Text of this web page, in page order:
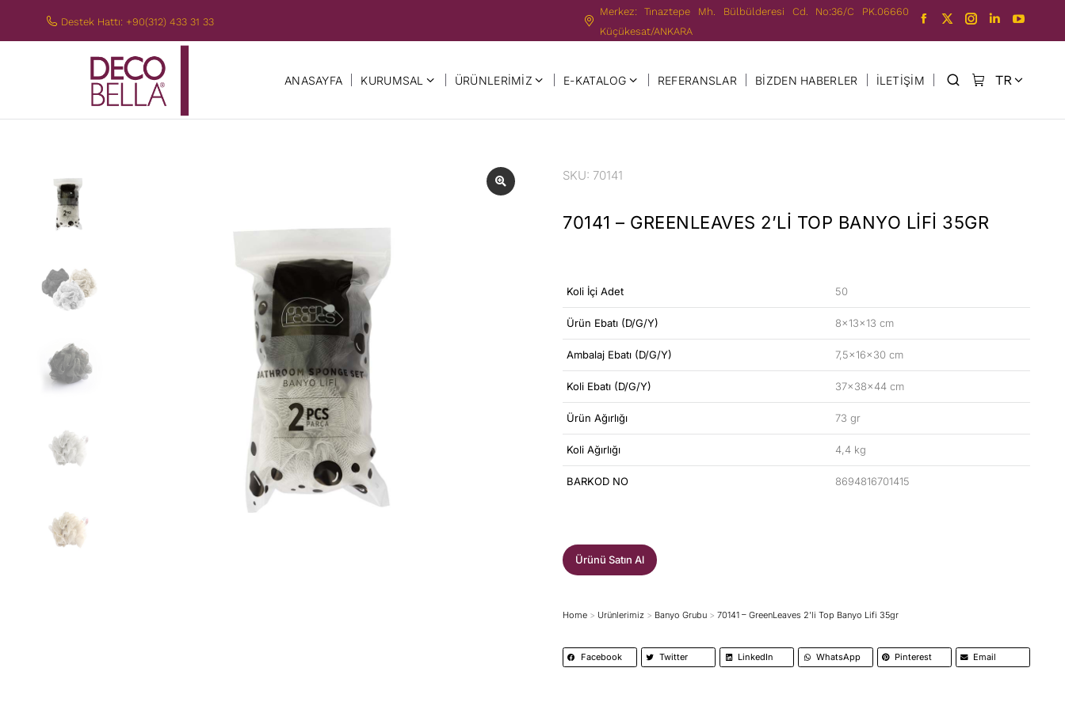
Destek Hattı: +90(312) 433 31 33
Merkez: Tınaztepe Mh. Bülbülderesi Cd. No:36/C PK.06660
Küçükesat/ANKARA
ANASAYFA KURUMSAL ÜRÜNLERIMIZ E-KATALOG REFERANSLAR BIZDEN HABERLER İLETIŞIM TR
EN
SKU: 70141
70141 – GREENLEAVES 2’LI TOP BANYO LIFI 35GR
Koli İçi Adet 50
Ürün Ebatı (D/G/Y) 8x13x13 cm
Ambalaj Ebatı (D/G/Y) 7,5x16x30 cm
Koli Ebatı (D/G/Y) 37x38x44 cm
Ürün Ağırlığı 73 gr
Koli Ağırlığı 4,4 kg
BARKOD NO 8694816701415
Ürünü Satın Al
You are here:
Home Ürünlerimiz Banyo Grubu 70141 – GreenLeaves 2’li Top Banyo Lifi 35gr
Facebook Twitter LinkedIn WhatsApp Pinterest Email